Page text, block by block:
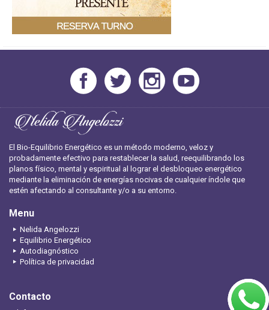
El Bio-Equilibrio Energético es un método moderno, veloz y
probadamente efectivo para restablecer la salud, reequilibrando los
planos físico, mental y espiritual al lograr el desbloqueo energético
mediante la eliminación de energías nocivas de cualquier índole que
estén afectando al consultante y/o a su entorno.
Menu
Nelida Angelozzi
Equilibrio Energético
Autodiagnóstico
Política de privacidad
Contacto